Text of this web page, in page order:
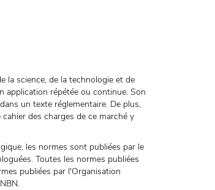
la science, de la technologie et de
application répétée ou continue. Son
un texte réglementaire. De plus,
des charges de ce marché y
les normes sont publiées par le
Toutes les normes publiées
publiées par l'Organisation